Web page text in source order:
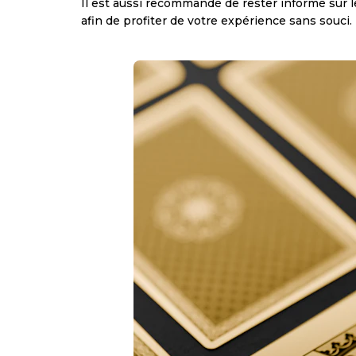
Il est aussi recommandé de rester informé
afin de profiter de votre expérience sans souci.